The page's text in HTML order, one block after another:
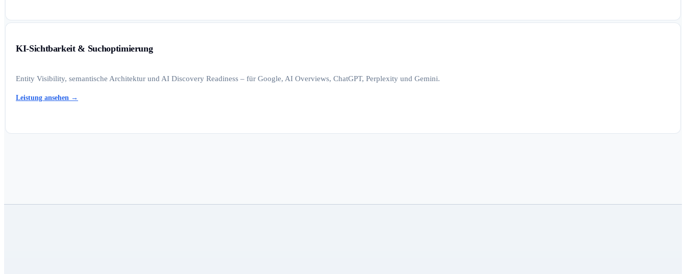
KI-Sichtbarkeit & Suchoptimierung
Entity Visibility, semantische Architektur und AI Discovery Readiness – für Google, AI Overviews, ChatGPT, Perplexity und Gemini.
Leistung ansehen →